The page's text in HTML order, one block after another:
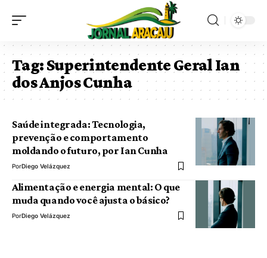
Tag:Superintendente Geral Ian
dos Anjos Cunha
Saúde integrada: Tecnologia,
prevenção e comportamento
moldando o futuro, por Ian Cunha
PorDiego Velázquez
Alimentação e energia mental: O que
muda quando você ajusta o básico?
PorDiego Velázquez